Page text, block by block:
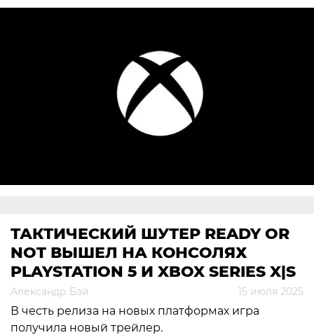
ТАКТИЧЕСКИЙ ШУТЕР READY OR
NOT ВЫШЕЛ НА КОНСОЛЯХ
PLAYSTATION 5 И XBOX SERIES X|S
Александр Бэй 15 июля 2025
В честь релиза на новых платформах игра
получила новый трейлер.